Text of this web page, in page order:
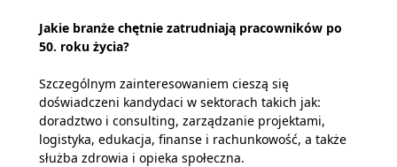
Jakie branże chętnie zatrudniają pracowników po
50. roku życia?
Szczególnym zainteresowaniem cieszą się
doświadczeni kandydaci w sektorach takich jak:
doradztwo i consulting, zarządzanie projektami,
logistyka, edukacja, finanse i rachunkowość, a także
służba zdrowia i opieka społeczna.